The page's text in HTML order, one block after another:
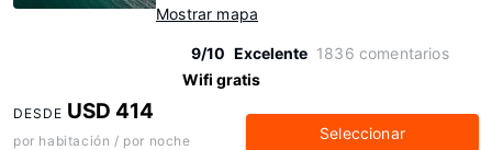
Mostrar mapa
9/10 Excelente 1836 comentarios
Wifi gratis
DESDE USD 414
por habitación / por noche Seleccionar